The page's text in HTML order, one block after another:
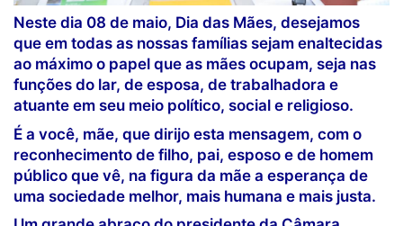
Neste dia 08 de maio, Dia das Mães, desejamos
que em todas as nossas famílias sejam enaltecidas
ao máximo o papel que as mães ocupam, seja nas
funções do lar, de esposa, de trabalhadora e
atuante em seu meio político, social e religioso.
É a você, mãe, que dirijo esta mensagem, com o
reconhecimento de filho, pai, esposo e de homem
público que vê, na figura da mãe a esperança de
uma sociedade melhor, mais humana e mais justa.